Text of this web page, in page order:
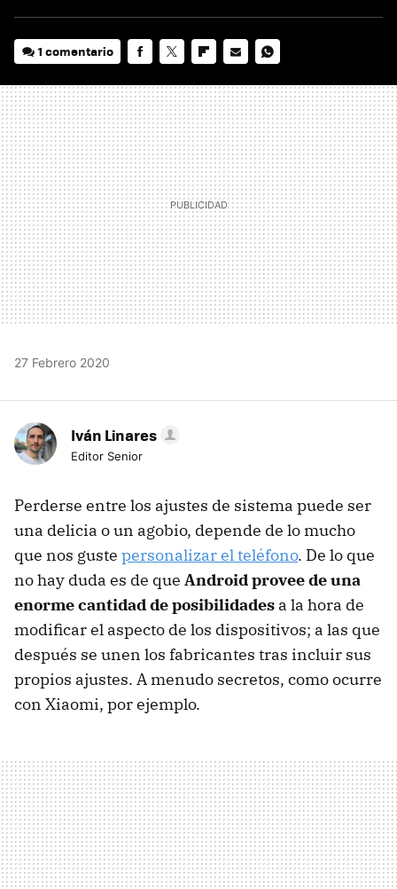
1 comentario
MAIL
27 Febrero 2020
Iván Linares
Editor Senior
Perderse entre los ajustes de sistema puede ser
una delicia o un agobio, depende de lo mucho
que nos guste personalizar el teléfono. De lo que
no hay duda es de que Android provee de una
enorme cantidad de posibilidades a la hora de
modificar el aspecto de los dispositivos; a las que
después se unen los fabricantes tras incluir sus
propios ajustes. A menudo secretos, como ocurre
con Xiaomi, por ejemplo.